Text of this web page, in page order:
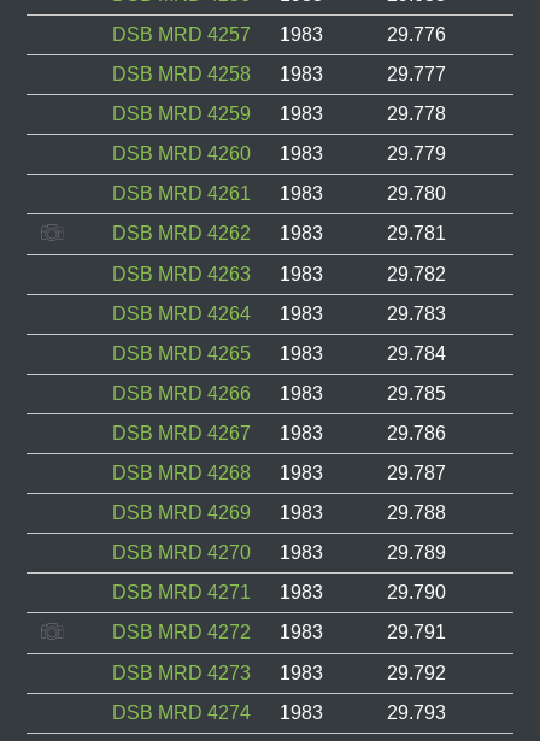
DSB MRD 4257
1983
29.776
DSB MRD 4258
1983
29.777
DSB MRD 4259
1983
29.778
DSB MRD 4260
1983
29.779
DSB MRD 4261
1983
29.780
DSB MRD 4262
1983
29.781
DSB MRD 4263
1983
29.782
DSB MRD 4264
1983
29.783
DSB MRD 4265
1983
29.784
DSB MRD 4266
1983
29.785
DSB MRD 4267
1983
29.786
DSB MRD 4268
1983
29.787
DSB MRD 4269
1983
29.788
DSB MRD 4270
1983
29.789
DSB MRD 4271
1983
29.790
DSB MRD 4272
1983
29.791
DSB MRD 4273
1983
29.792
DSB MRD 4274
1983
29.793